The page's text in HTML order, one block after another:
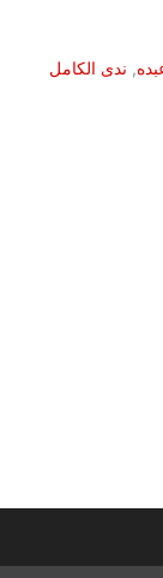
, ندى الكامل